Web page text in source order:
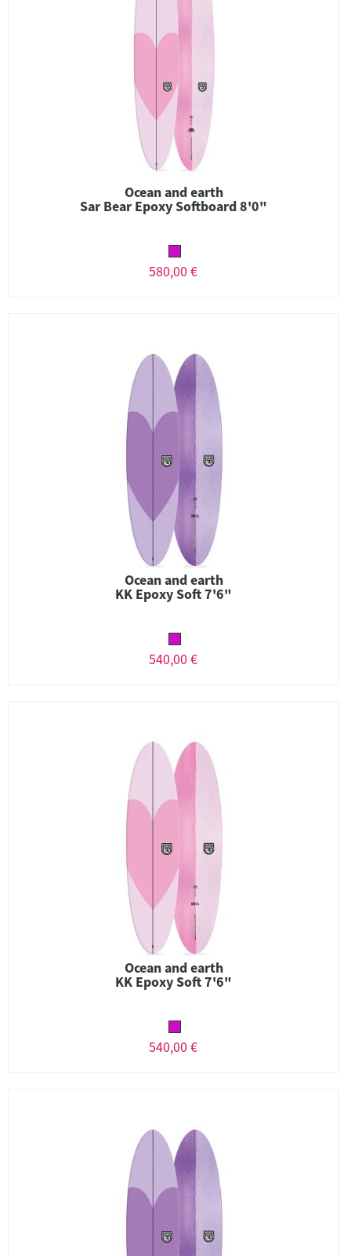
Ocean and earth
Sar Bear Epoxy Softboard 8'0"
580,00 €
Ocean and earth
KK Epoxy Soft 7'6"
540,00 €
Ocean and earth
KK Epoxy Soft 7'6"
540,00 €